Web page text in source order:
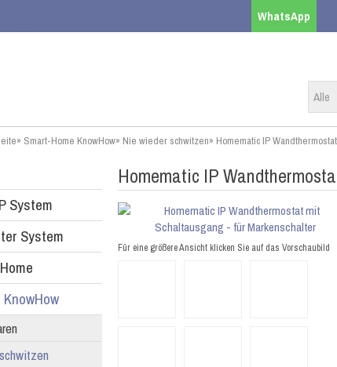
WhatsApp
» Smart-Home KnowHow» Nie wieder schwitzen» Homematic IP
System
System
Homematic IP
Für eine größere Ansicht klicken Sie auf das Vorschaubild